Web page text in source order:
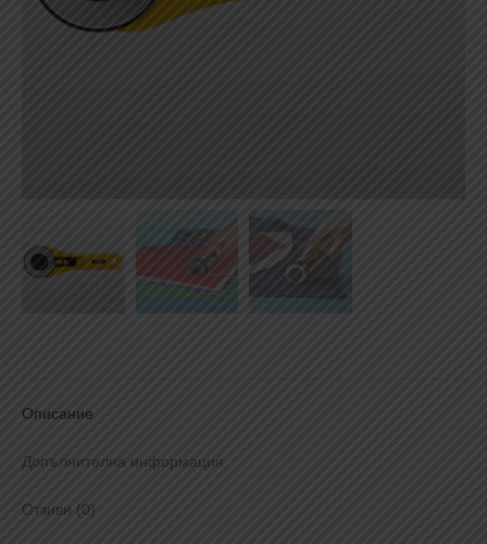
Описание
Допълнителна информация
Отзиви (0)